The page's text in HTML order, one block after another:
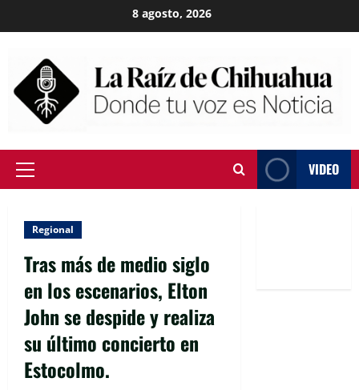
to
8 agosto, 2026
Primary
VIDEO
Regional
Tras más de medio siglo
en los escenarios, Elton
John se despide y realiza
su último concierto en
Estocolmo.